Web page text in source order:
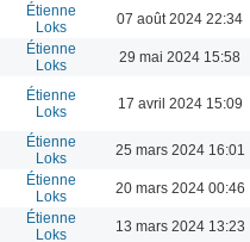
Étienne
Loks
07 août 2024 22:34
Étienne
Loks
29 mai 2024 15:58
Étienne
Loks
17 avril 2024 15:09
Étienne
Loks
25 mars 2024 16:01
Étienne
Loks
20 mars 2024 00:46
Étienne
Loks
13 mars 2024 13:23